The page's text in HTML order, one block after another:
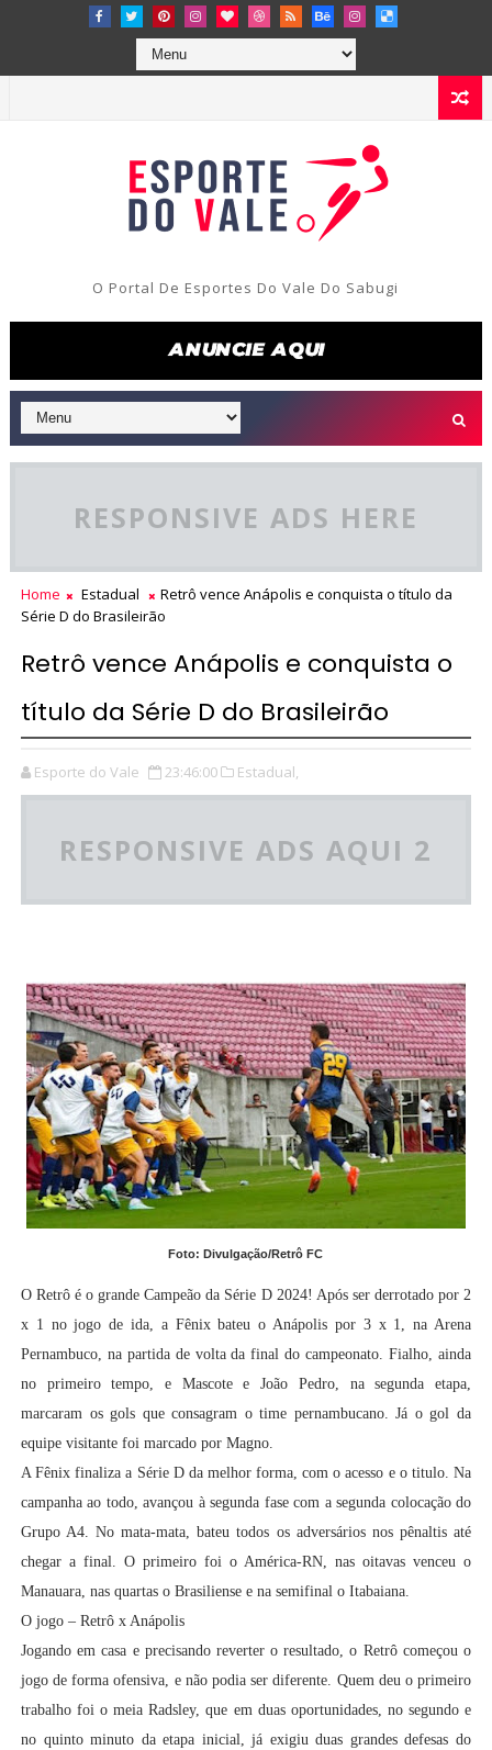
O Portal De Esportes Do Vale Do Sabugi
RESPONSIVE ADS HERE
Home Estadual
Retrô vence Anápolis e conquista o título da
Série D do Brasileirão
Retrô vence Anápolis e conquista o
título da Série D do Brasileirão
Esporte do Vale 23:46:00 Estadual,
RESPONSIVE ADS AQUI 2
Foto: Divulgação/Retrô FC
O Retrô é o grande Campeão da Série D 2024! Após ser derrotado por 2
x 1 no jogo de ida, a Fênix bateu o Anápolis por 3 x 1, na Arena
Pernambuco, na partida de volta da final do campeonato. Fialho, ainda
no primeiro tempo, e Mascote e João Pedro, na segunda etapa,
marcaram os gols que consagram o time pernambucano. Já o gol da
equipe visitante foi marcado por Magno.
A Fênix finaliza a Série D da melhor forma, com o acesso e o titulo. Na
campanha ao todo, avançou à segunda fase com a segunda colocação do
Grupo A4. No mata-mata, bateu todos os adversários nos pênaltis até
chegar a final. O primeiro foi o América-RN, nas oitavas venceu o
Manauara, nas quartas o Brasiliense e na semifinal o Itabaiana.
O jogo – Retrô x Anápolis
Jogando em casa e precisando reverter o resultado, o Retrô começou o
jogo de forma ofensiva, e não podia ser diferente. Quem deu o primeiro
trabalho foi o meia Radsley, que em duas oportunidades, no segundo e
no quinto minuto da etapa inicial, já exigiu duas grandes defesas do